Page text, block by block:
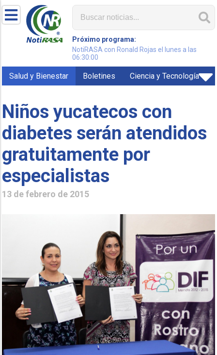
Próximo programa:
NotiRASA con Ronald Rojas el lunes a las
06:30:00
Salud y Bienestar Boletines Ciencia y Tecnología
Niños yucatecos con
diabetes serán atendidos
gratuitamente por
especialistas
13 de febrero de 2015